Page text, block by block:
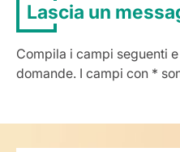
Lascia un
Compila i campi seguenti
domande. I campi con *